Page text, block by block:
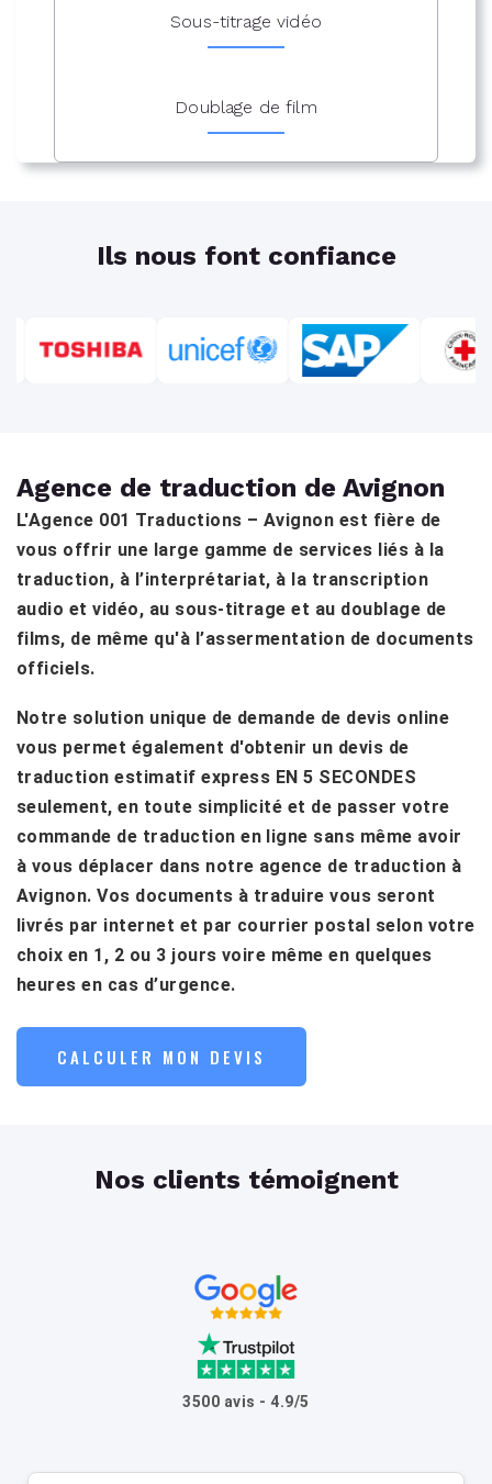
Sous-titrage vidéo
Doublage de film
Ils nous font confiance
Agence de traduction de Avignon
L'Agence 001 Traductions – Avignon est fière de
vous offrir une large gamme de services liés à la
traduction, à l’interprétariat, à la transcription
audio et vidéo, au sous-titrage et au doublage de
films, de même qu'à l’assermentation de documents
officiels.
Notre solution unique de demande de devis online
vous permet également d'obtenir un devis de
traduction estimatif express EN 5 SECONDES
seulement, en toute simplicité et de passer votre
commande de traduction en ligne sans même avoir
à vous déplacer dans notre agence de traduction à
Avignon. Vos documents à traduire vous seront
livrés par internet et par courrier postal selon votre
choix en 1, 2 ou 3 jours voire même en quelques
heures en cas d’urgence.
CALCULER MON DEVIS
Nos clients témoignent
3500 avis - 4.9/5